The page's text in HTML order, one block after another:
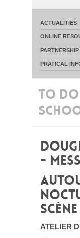
ACTUALITIES
ONLINE
PARTNERSHIP
PRATICAL
TO
-
SCÈNE
ATELIER